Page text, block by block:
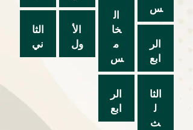
س
الر
ابع
الثا
ل
ث
ال
خا
م
س
الر
ابع
الأ
ول
الثا
ني